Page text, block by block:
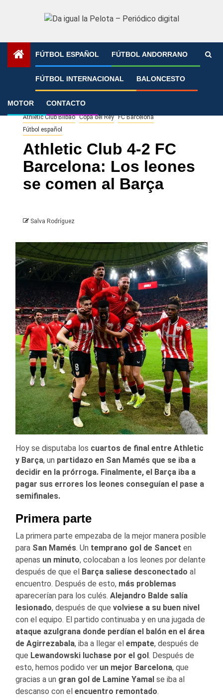
FÚTBOL ESPAÑOL FÚTBOL ANDORRANO
FÚTBOL INTERNACIONAL BALONCESTO
MOTOR CONTACTO
»
Athletic Club Bilbao Copa del Rey FC Barcelona
Fútbol español
Athletic Club 4-2 FC
Barcelona: Los leones
se comen al Barça
Salva Rodríguez
Hoy se disputaba los cuartos de final entre Athletic
y Barça, un partidazo en San Mamés que se iba a
decidir en la prórroga. Finalmente, el Barça iba a
pagar sus errores los leones conseguían el pase a
semifinales.
Primera parte
La primera parte empezaba de la mejor manera posible
para San Mamés. Un temprano gol de Sancet en
apenas un minuto, colocaban a los leones por delante
después de que el Barça saliese desconectado al
encuentro. Después de esto, más problemas
aparecerían para los culés. Alejandro Balde salía
lesionado, después de que volviese a su buen nivel
con el equipo. El partido continuaba y en una jugada de
ataque azulgrana donde perdían el balón en el área
de Agirrezabala, iba a llegar el empate, después de
que Lewandowski luchase por el gol. Después de
esto, hemos podido ver un mejor Barcelona, que
gracias a un gran gol de Lamine Yamal se iba al
descanso con el encuentro remontado.